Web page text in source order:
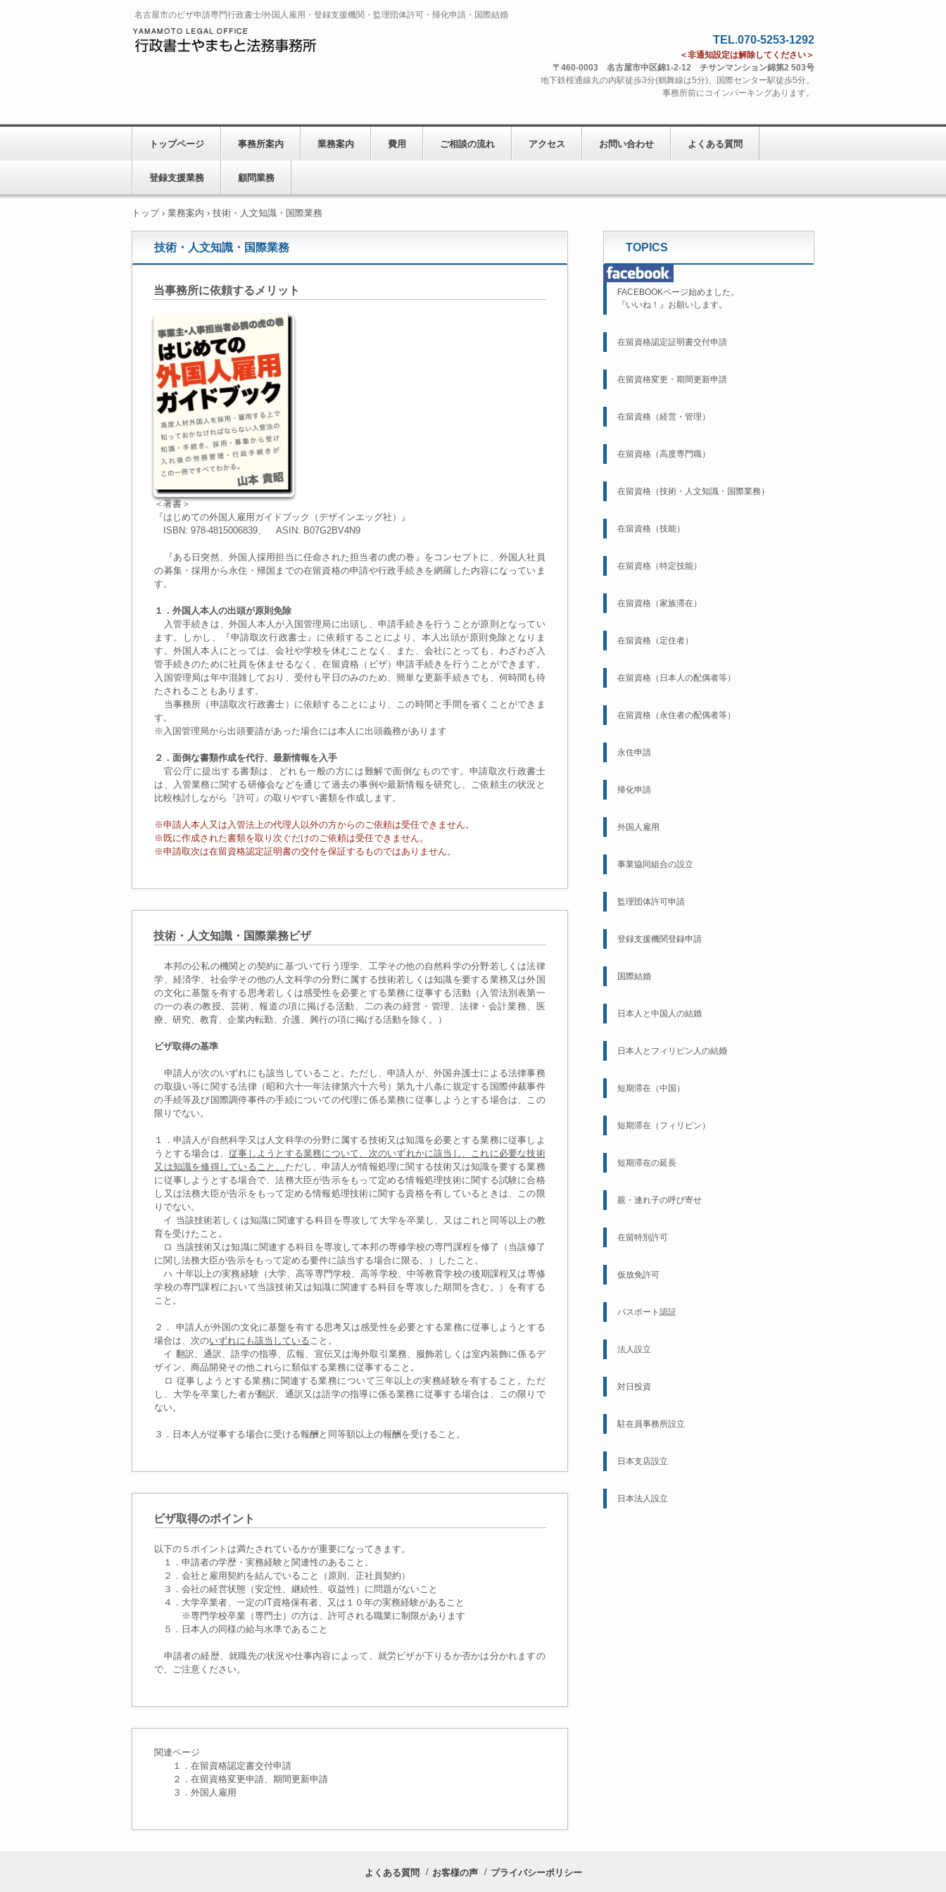
名古屋市のビザ申請専門行政書士/外国人雇用・登録支援機関・監理団体許可・帰化申請・国際結婚
TEL.070-5253-1292
＜非通知設定は解除してください＞
〒460-0003 名古屋市中区錦1-2-12 チサンマンション錦第2 503号
地下鉄桜通線丸の内駅徒歩3分(鶴舞線は5分)、国際センター駅徒歩5分。
事務所前にコインパーキングあります。
トップページ 事務所案内 業務案内 費用 ご相談の流れ アクセス お問い合わせ よくある質問
登録支援業務 顧問業務
トップ › 業務案内 › 技術・人文知識・国際業務
技術・人文知識・国際業務
当事務所に依頼するメリット
＜著書＞
『はじめての外国人雇用ガイドブック（デザインエッグ社）』
ISBN: 978-4815006839、 ASIN: B07G2BV4N9
『ある日突然、外国人採用担当に任命された担当者の虎の巻』をコンセプトに、外国人社員
の募集・採用から永住・帰国までの在留資格の申請や行政手続きを網羅した内容になっていま
す。
１．外国人本人の出頭が原則免除
入管手続きは、外国人本人が入国管理局に出頭し、申請手続きを行うことが原則となってい
ます。しかし、『申請取次行政書士』に依頼することにより、本人出頭が原則免除となりま
す。外国人本人にとっては、会社や学校を休むことなく、また、会社にとっても、わざわざ入
管手続きのために社員を休ませるなく、在留資格（ビザ）申請手続きを行うことができます。
入国管理局は年中混雑しており、受付も平日のみのため、簡単な更新手続きでも、何時間も待
たされることもあります。
当事務所（申請取次行政書士）に依頼することにより、この時間と手間を省くことができま
す。
※入国管理局から出頭要請があった場合には本人に出頭義務があります
２．面倒な書類作成を代行、最新情報を入手
官公庁に提出する書類は、どれも一般の方には難解で面倒なものです。申請取次行政書士
は、入管業務に関する研修会などを通じて過去の事例や最新情報を研究し、ご依頼主の状況と
比較検討しながら『許可』の取りやすい書類を作成します。
※申請人本人又は入管法上の代理人以外の方からのご依頼は受任できません。
※既に作成された書類を取り次ぐだけのご依頼は受任できません。
※申請取次は在留資格認定証明書の交付を保証するものではありません。
技術・人文知識・国際業務ビザ
本邦の公私の機関との契約に基づいて行う理学、工学その他の自然科学の分野若しくは法律
学、経済学、社会学その他の人文科学の分野に属する技術若しくは知識を要する業務又は外国
の文化に基盤を有する思考若しくは感受性を必要とする業務に従事する活動（入管法別表第一
の一の表の教授、芸術、報道の項に掲げる活動、二の表の経営・管理、法律・会計業務、医
療、研究、教育、企業内転勤、介護、興行の項に掲げる活動を除く。）
ビザ取得の基準
申請人が次のいずれにも該当していること。ただし、申請人が、外国弁護士による法律事務
の取扱い等に関する法律（昭和六十一年法律第六十六号）第九十八条に規定する国際仲裁事件
の手続等及び国際調停事件の手続についての代理に係る業務に従事しようとする場合は、この
限りでない。
１．申請人が自然科学又は人文科学の分野に属する技術又は知識を必要とする業務に従事しよ
うとする場合は、従事しようとする業務について、次のいずれかに該当し、これに必要な技術
又は知識を修得していること。 ただし、申請人が情報処理に関する技術又は知識を要する業務
に従事しようとする場合で、法務大臣が告示をもって定める情報処理技術に関する試験に合格
し又は法務大臣が告示をもって定める情報処理技術に関する資格を有しているときは、この限
りでない。
イ 当該技術若しくは知識に関連する科目を専攻して大学を卒業し、又はこれと同等以上の教
育を受けたこと。
ロ 当該技術又は知識に関連する科目を専攻して本邦の専修学校の専門課程を修了（当該修了
に関し法務大臣が告示をもって定める要件に該当する場合に限る。）したこと。
ハ 十年以上の実務経験（大学、高等専門学校、高等学校、中等教育学校の後期課程又は専修
学校の専門課程において当該技術又は知識に関連する科目を専攻した期間を含む。）を有する
こと。
２． 申請人が外国の文化に基盤を有する思考又は感受性を必要とする業務に従事しようとする
場合は、次のいずれにも該当 していること。
イ 翻訳、通訳、語学の指導、広報、宣伝又は海外取引業務、服飾若しくは室内装飾に係るデ
ザイン、商品開発その他これらに類似する業務に従事すること。
ロ 従事しようとする業務に関連する業務について三年以上の実務経験を有すること。ただ
し、大学を卒業した者が翻訳、通訳又は語学の指導に係る業務に従事する場合は、この限りで
ない。
３．日本人が従事する場合に受ける報酬と同等額以上の報酬を受けること。
ビザ取得のポイント
以下の５ポイントは満たされているかが重要になってきます。
１．申請者の学歴・実務経験と関連性のあること。
２．会社と雇用契約を結んでいること（原則、正社員契約）
３．会社の経営状態（安定性、継続性、収益性）に問題がないこと
４．大学卒業者、一定のIT資格保有者、又は１０年の実務経験があること
※専門学校卒業（専門士）の方は、許可される職業に制限があります
５．日本人の同様の給与水準であること
申請者の経歴、就職先の状況や仕事内容によって、就労ビザが下りるか否かは分かれますの
で、ご注意ください。
関連ページ
１．在留資格認定書交付申請
２．在留資格変更申請、期間更新申請
３．外国人雇用
TOPICS
FACEBOOKページ始めました。
『いいね！』お願いします。
在留資格認定証明書交付申請
在留資格変更・期間更新申請
在留資格（経営・管理）
在留資格（高度専門職）
在留資格（技術・人文知識・国際業務）
在留資格（技能）
在留資格（特定技能）
在留資格（家族滞在）
在留資格（定住者）
在留資格（日本人の配偶者等）
在留資格（永住者の配偶者等）
永住申請
帰化申請
外国人雇用
事業協同組合の設立
監理団体許可申請
登録支援機関登録申請
国際結婚
日本人と中国人の結婚
日本人とフィリピン人の結婚
短期滞在（中国）
短期滞在（フィリピン）
短期滞在の延長
親・連れ子の呼び寄せ
在留特別許可
仮放免許可
パスポート認証
法人設立
対日投資
駐在員事務所設立
日本支店設立
日本法人設立
よくある質問 お客様の声 プライバシーポリシー